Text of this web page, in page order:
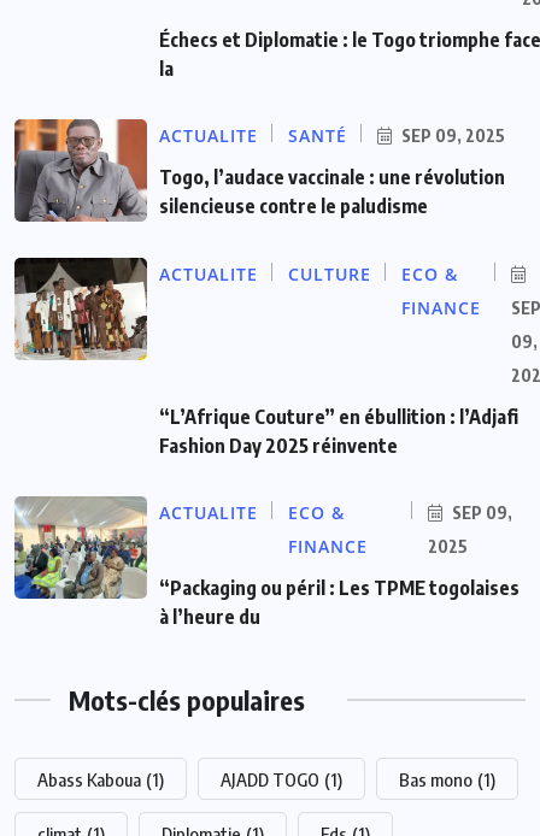
Échecs et Diplomatie : le Togo triomphe
la
ACTUALITE SANTÉ SEP 09, 2025
Togo, l’audace vaccinale : une révolution
silencieuse contre le paludisme
ACTUALITE CULTURE
ECO &
FINANCE
SEP
09,
“L’Afrique Couture” en ébullition : l’Adjafi
Fashion Day 2025 réinvente
ACTUALITE
ECO &
FINANCE
SEP 09,
2025
“Packaging ou péril : Les TPME togolaises
à l’heure du
Mots-clés populaires
Abass Kaboua (1) AJADD TOGO (1) Bas mono (1)